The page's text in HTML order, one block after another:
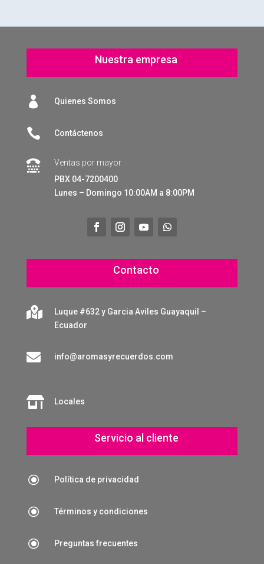
Nuestra empresa
 Quienes Somos
 Contáctenos

Ventas por mayor
PBX 04-7200400
Lunes – Domingo 10:00AM a 8:00PM
Contacto

Luque #632 y Garcia Aviles Guayaquil –
Ecuador
 info@aromasyrecuerdos.com
 Locales
Servicio al cliente
\ Política de privacidad
\ Términos y condiciones
\ Preguntas frecuentes